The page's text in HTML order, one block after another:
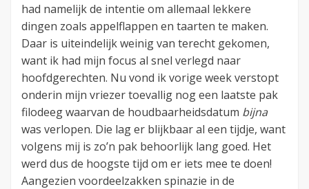
had namelijk de intentie om allemaal lekkere
dingen zoals appelflappen en taarten te maken.
Daar is uiteindelijk weinig van terecht gekomen,
want ik had mijn focus al snel verlegd naar
hoofdgerechten. Nu vond ik vorige week verstopt
onderin mijn vriezer toevallig nog een laatste pak
filodeeg waarvan de houdbaarheidsdatum bijna
was verlopen. Die lag er blijkbaar al een tijdje, want
volgens mij is zo’n pak behoorlijk lang goed. Het
werd dus de hoogste tijd om er iets mee te doen!
Aangezien voordeelzakken spinazie in de